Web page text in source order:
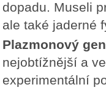
dopadu. Museli
ale také jaderné
Plazmonový
nejobtížnější a
experimentální